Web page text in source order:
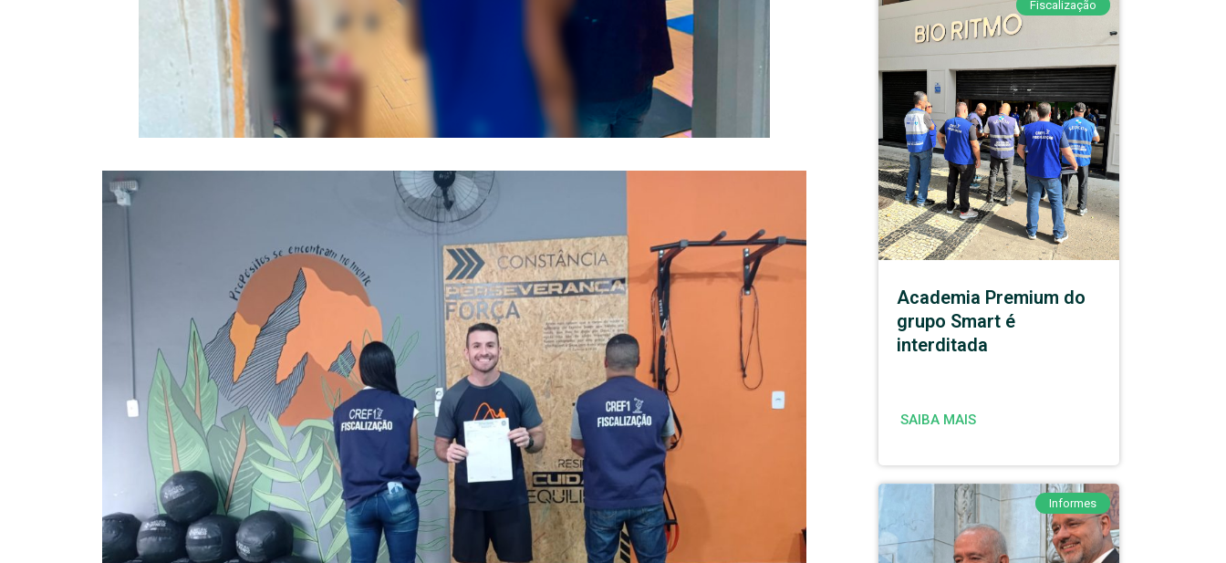
Fiscalização
Academia Premium do
grupo Smart é
interditada
SAIBA MAIS
Informes